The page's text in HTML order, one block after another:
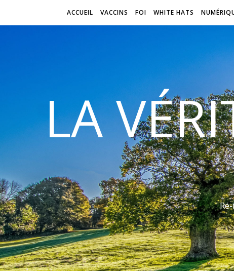
ACCUEIL VACCINS FOI WHITE HATS
LA